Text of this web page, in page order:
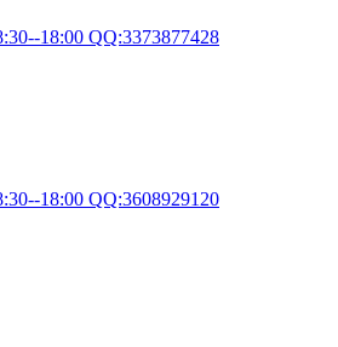
18:00 QQ:3373877428
18:00 QQ:3608929120